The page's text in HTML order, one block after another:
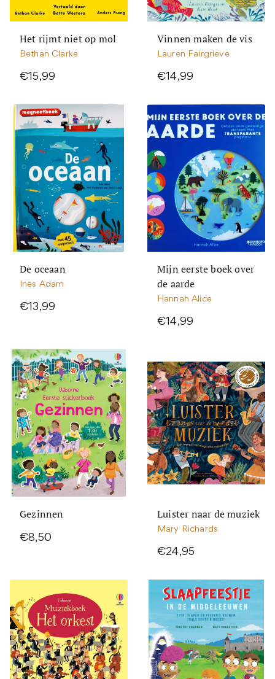
Het rijmt niet op mol
Bethan Clarke
€15,99
Vinnen maken de vis
Lauren Fairgrieve
€14,99
De oceaan
Ines Adam
€13,99
Mijn eerste boek over
de aarde
Hannah Alice
€14,99
Gezinnen
€8,50
Luister naar de muziek
Mary Richards
€24,95